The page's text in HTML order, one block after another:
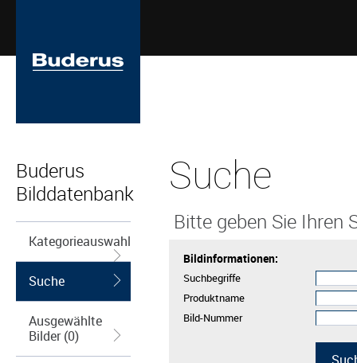
Buderus
Bilddatenbank
Kategorieauswahl
Suche
Ausgewählte
Bilder (0)
Suche
Bitte geben Sie Ihren
Bildinformationen:
Suchbegriffe
Produktname
Bild-Nummer